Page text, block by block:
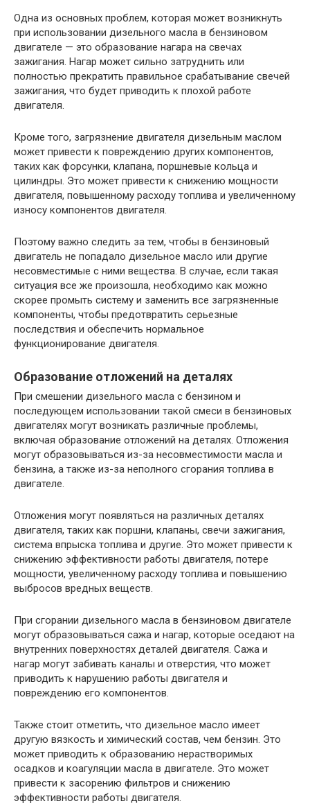
Одна из основных проблем, которая может возникнуть
при использовании дизельного масла в бензиновом
двигателе — это образование нагара на свечах
зажигания. Нагар может сильно затруднить или
полностью прекратить правильное срабатывание свечей
зажигания, что будет приводить к плохой работе
двигателя.
Кроме того, загрязнение двигателя дизельным маслом
может привести к повреждению других компонентов,
таких как форсунки, клапана, поршневые кольца и
цилиндры. Это может привести к снижению мощности
двигателя, повышенному расходу топлива и увеличенному
износу компонентов двигателя.
Поэтому важно следить за тем, чтобы в бензиновый
двигатель не попадало дизельное масло или другие
несовместимые с ними вещества. В случае, если такая
ситуация все же произошла, необходимо как можно
скорее промыть систему и заменить все загрязненные
компоненты, чтобы предотвратить серьезные
последствия и обеспечить нормальное
функционирование двигателя.
Образование отложений на деталях
При смешении дизельного масла с бензином и
последующем использовании такой смеси в бензиновых
двигателях могут возникать различные проблемы,
включая образование отложений на деталях. Отложения
могут образовываться из-за несовместимости масла и
бензина, а также из-за неполного сгорания топлива в
двигателе.
Отложения могут появляться на различных деталях
двигателя, таких как поршни, клапаны, свечи зажигания,
система впрыска топлива и другие. Это может привести к
снижению эффективности работы двигателя, потере
мощности, увеличенному расходу топлива и повышению
выбросов вредных веществ.
При сгорании дизельного масла в бензиновом двигателе
могут образовываться сажа и нагар, которые оседают на
внутренних поверхностях деталей двигателя. Сажа и
нагар могут забивать каналы и отверстия, что может
приводить к нарушению работы двигателя и
повреждению его компонентов.
Также стоит отметить, что дизельное масло имеет
другую вязкость и химический состав, чем бензин. Это
может приводить к образованию нерастворимых
осадков и коагуляции масла в двигателе. Это может
привести к засорению фильтров и снижению
эффективности работы двигателя.